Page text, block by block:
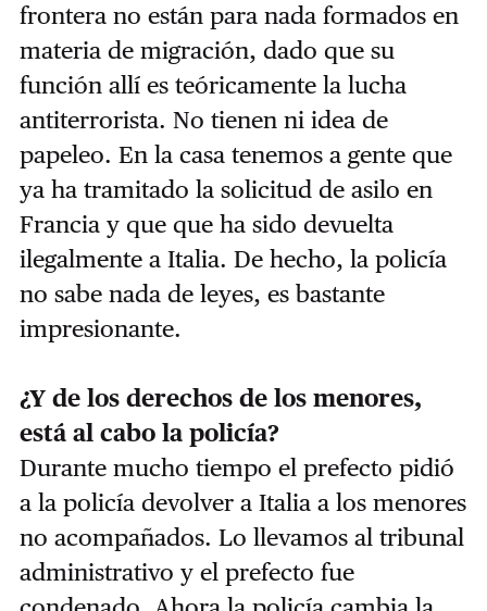
frontera no están para nada formados en
materia de migración, dado que su
función allí es teóricamente la lucha
antiterrorista. No tienen ni idea de
papeleo. En la casa tenemos a gente que
ya ha tramitado la solicitud de asilo en
Francia y que que ha sido devuelta
ilegalmente a Italia. De hecho, la policía
no sabe nada de leyes, es bastante
impresionante.
¿Y de los derechos de los menores,
está al cabo la policía?
Durante mucho tiempo el prefecto pidió
a la policía devolver a Italia a los menores
no acompañados. Lo llevamos al tribunal
administrativo y el prefecto fue